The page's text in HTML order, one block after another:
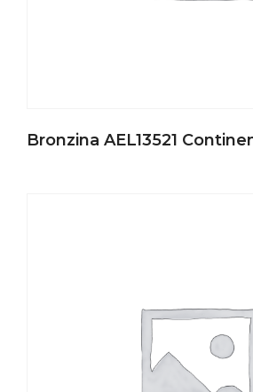
Bronzina AEL13521